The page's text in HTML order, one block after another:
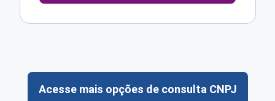
Acesse mais opções de consulta CNPJ